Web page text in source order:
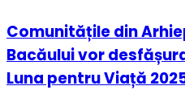
Comunitățile din
Bacăului vor
Luna pentru Viață